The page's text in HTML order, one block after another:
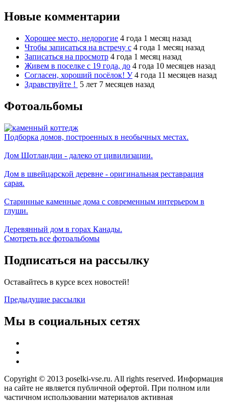
Новые комментарии
Хорошее место, недорогие 4 года 1 месяц назад
Чтобы записаться на встречу с 4 года 1 месяц назад
Записаться на просмотр 4 года 1 месяц назад
Живем в поселке с 19 года, до 4 года 10 месяцев назад
Согласен, хороший посёлок! У 4 года 11 месяцев назад
Здравствуйте ! 5 лет 7 месяцев назад
Фотоальбомы
Подборка домов, построенных в необычных местах.
Дом Шотландии - далеко от цивилизации.
Дом в швейцарской деревне - оригинальная реставрация
сарая.
Старинные каменные дома с современным интерьером в
глуши.
Деревянный дом в горах Канады.
Смотреть все фотоальбомы
Подписаться на рассылку
Оставайтесь в курсе всех новостей!
Предыдущие рассылки
Мы в социальных сетях
Copyright © 2013 poselki-vse.ru. All rights reserved. Информация
на сайте не является публичной офертой. При полном или
частичном использовании материалов активная